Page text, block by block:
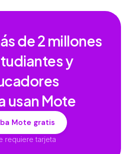
de2 millones
y
usan Mote
Mote gratis
requiere tarjeta